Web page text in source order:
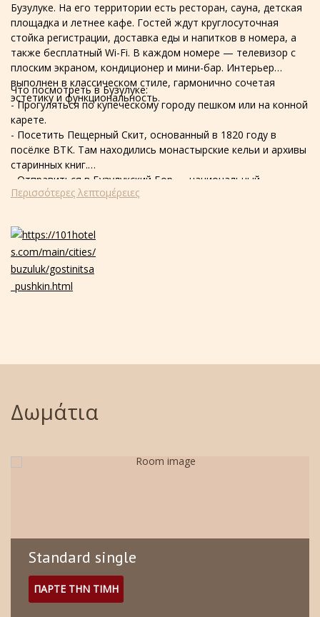
Бузулуке. На его территории есть ресторан, сауна, детская
площадка и летнее кафе. Гостей ждут круглосуточная
стойка регистрации, доставка еды и напитков в номера, а
также бесплатный Wi-Fi. В каждом номере — телевизор с
плоским экраном, кондиционер и мини-бар. Интерьер
выполнен в классическом стиле, гармонично сочетая
эстетику и функциональность.
Что посмотреть в Бузулуке:
- Прогуляться по купеческому городу пешком или на конной
карете.
- Посетить Пещерный Скит, основанный в 1820 году в
посёлке ВТК. Там находились монастырские кельи и архивы
старинных книг.
- Отправиться в Бузулукский Бор — национальный
заповедник.
Περισσότερες λεπτομέρειες
Δωμάτια
Standard single
ΠΑΡΤΕ ΤΗΝ ΤΙΜΗ